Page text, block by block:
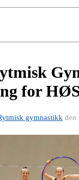
for
gymnastikk den